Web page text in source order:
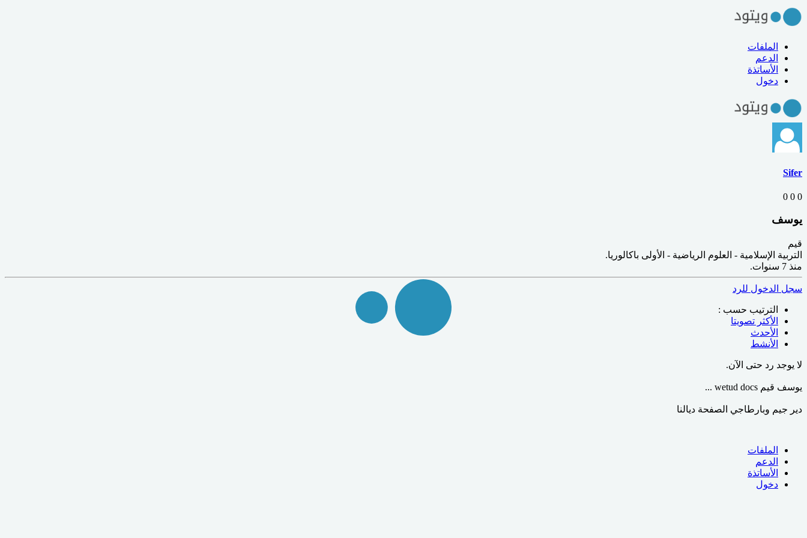
الملفات
الدعم
الأساتذة
دخول
Sifer
0
0
0
يوسف
قيم
التربية الإسلامية - العلوم الرياضية - الأولى باكالوريا.
منذ 7 سنوات
.
سجل الدخول للرد
الترتيب حسب :
الأكثر تصويتا
الأحدث
الأنشط
لا يوجد رد حتى الآن.
يوسف قيم wetud docs ...
دير جيم وبارطاجي الصفحة ديالنا
الملفات
الدعم
الأساتذة
دخول